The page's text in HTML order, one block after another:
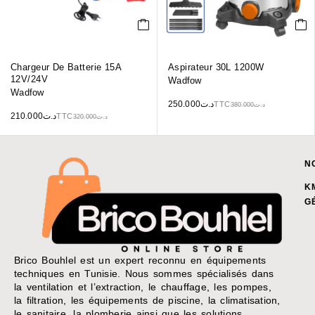
Chargeur De Batterie 15A
12V/24V
Wadfow
د.ت320.000 د.ت210.000 TTC
Aspirateur 30L 1200W
Wadfow
د.ت380.000 د.ت250.000 TTC
Brico Bouhlel est un expert reconnu en équipements
techniques en Tunisie. Nous sommes spécialisés dans
la ventilation et l’extraction, le chauffage, les pompes,
la filtration, les équipements de piscine, la climatisation,